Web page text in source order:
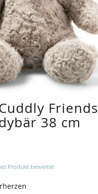
Friends
38 cm
Produkt bewertet